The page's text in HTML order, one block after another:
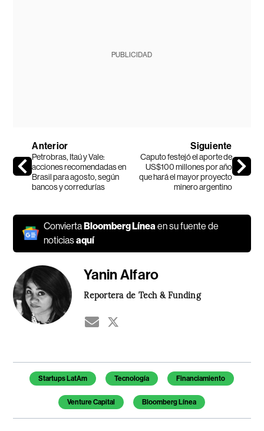
PUBLICIDAD
Anterior
Petrobras, Itaú y Vale:
acciones recomendadas en
Brasil para agosto, según
bancos y corredurías
Siguiente
Caputo festejó el aporte de
US$100 millones por año
que hará el mayor proyecto
minero argentino
ConviertaBloomberg Línea en su fuente de
noticiasaquí
Yanin Alfaro
Reportera de Tech & Funding
Temas de este artículo
Startups LatAm Tecnología Financiamiento
Venture Capital Bloomberg Línea